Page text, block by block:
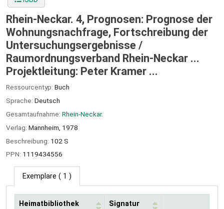
Rhein-Neckar. 4, Prognosen: Prognose der
Wohnungsnachfrage, Fortschreibung der
Untersuchungsergebnisse /
Raumordnungsverband Rhein-Neckar ...
Projektleitung: Peter Kramer ...
Ressourcentyp: Buch
Sprache: Deutsch
Gesamtaufnahme: Rhein-Neckar.
Verlag: Mannheim, 1978
Beschreibung: 102 S
PPN: 1119434556
Exemplare ( 1 )
Heimatbibliothek Signatur